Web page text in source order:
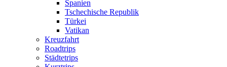
Spanien
Tschechische Republik
Türkei
Vatikan
Kreuzfahrt
Roadtrips
Städtetrips